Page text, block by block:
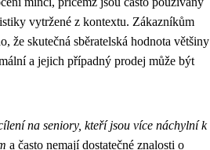
vytržené z kontextu. Zákazníkům
že skutečná sběratelská hodnota většiny
a jejich případný prodej může být
na seniory, kteří jsou více náchylní k
a často nemají dostatečné znalosti o